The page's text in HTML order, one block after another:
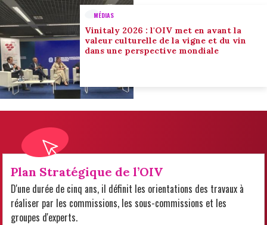
MÉDIAS
Vinitaly 2026 : l'OIV met en avant la
valeur culturelle de la vigne et du vin
dans une perspective mondiale
Plan Stratégique de l’OIV
D'une durée de cinq ans, il définit les orientations des travaux à
réaliser par les commissions, les sous-commissions et les
groupes d'experts.